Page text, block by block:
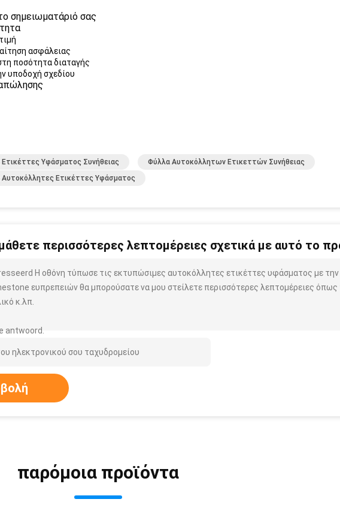
σημειωματάριό σας
ασφάλειας
ποσότητα διαταγής
υποδοχή σχεδίου
Υφάσματος Συνήθειας
Φύλλα Αυτοκόλλητων Ετικεττών Συνήθειας
Ετικέττες Υφάσματος
περισσότερες λεπτομέρειες σχετικά με αυτό το
Η οθόνη τύπωσε τις εκτυπώσιμες αυτοκόλλητες ετικέττες υφάσματος με
ευπρεπειών θα μπορούσατε να μου στείλετε περισσότερες λεπτομέρειες όπως
κ.λπ.
antwoord.
παρόμοια προϊόντα